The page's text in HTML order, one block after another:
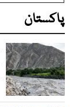
پاکستان